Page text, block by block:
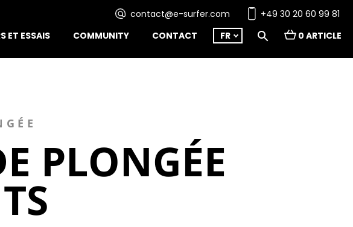
contact@e-surfer.com
+49 30 20 60 99 81
ET ESSAIS COMMUNITY CONTACT FR 0 ARTICLE
PLONGÉE